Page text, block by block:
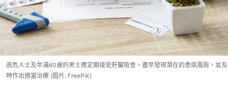
高危人士及年滿60歲的男士應定期接受肝臟檢查，盡早發現潛在的患病風險，並及
時作出適當治療 (圖片: FreePik)